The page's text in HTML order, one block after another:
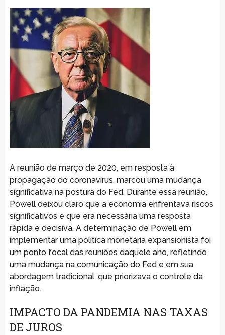
A reunião de março de 2020, em resposta à
propagação do coronavírus, marcou uma mudança
significativa na postura do Fed. Durante essa reunião,
Powell deixou claro que a economia enfrentava riscos
significativos e que era necessária uma resposta
rápida e decisiva. A determinação de Powell em
implementar uma política monetária expansionista foi
um ponto focal das reuniões daquele ano, refletindo
uma mudança na comunicação do Fed e em sua
abordagem tradicional, que priorizava o controle da
inflação.
IMPACTO DA PANDEMIA NAS TAXAS
DE JUROS